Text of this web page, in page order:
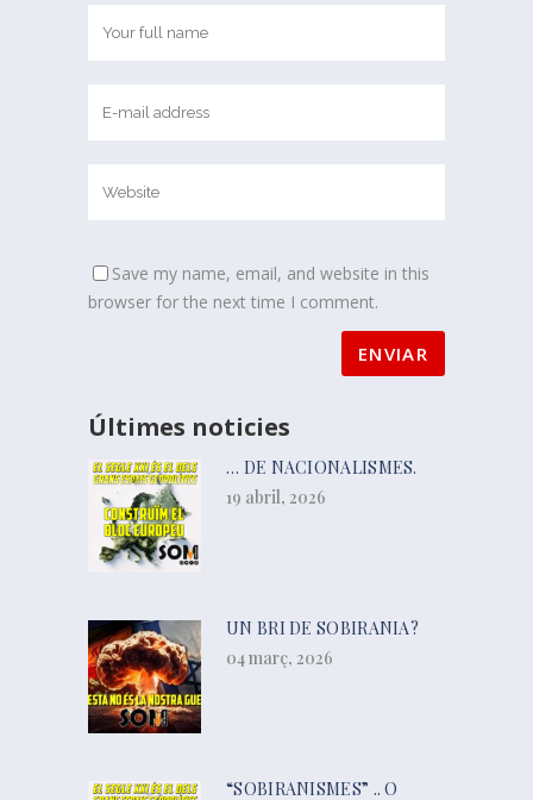
Save my name, email, and website in this
browser for the next time I comment.
Últimes noticies
… DE NACIONALISMES.
19 abril, 2026
UN BRI DE SOBIRANIA?
04 març, 2026
“SOBIRANISMES” .. O